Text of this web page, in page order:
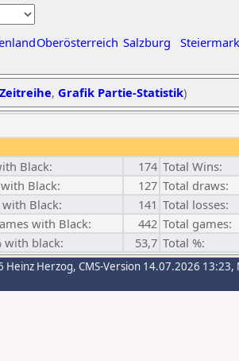
Oberösterreich Salzburg Steiermark
, Grafik Partie-Statistik)
Black: 174 Total Wins:
Black: 127 Total draws:
with Black: 141 Total losses:
with Black: 442 Total games:
with black: 53,7 Total %:
Heinz Herzog, CMS-Version 14.07.2026 13:23,